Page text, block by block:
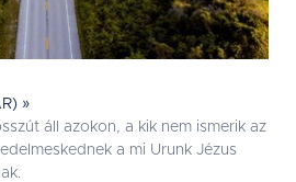
»
áll azokon, a kik nem ismerik az
a mi Urunk Jézus